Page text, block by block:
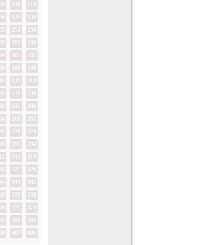
118
119
134
135
150
151
166
167
182
183
198
199
214
215
230
231
246
247
262
263
278
279
294
295
310
311
326
327
342
343
358
359
374
375
390
391
406
407